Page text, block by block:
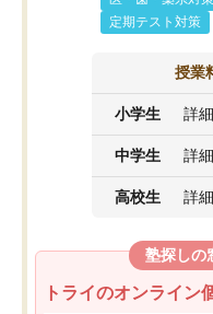
定期テスト対策
授業
小学生 詳
中学生 詳
高校生 詳
塾探しの
トライのオンライン